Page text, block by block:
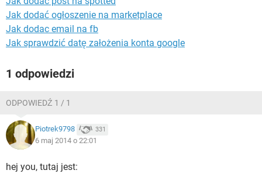
Jak dodać ogłoszenie na marketplace
Jak dodac email na fb
Jak sprawdzić datę założenia konta google
1 odpowiedzi
ODPOWIEDŹ 1 / 1
Piotrek9798 331
6 maj 2014 o 22:01
hej you, tutaj jest: